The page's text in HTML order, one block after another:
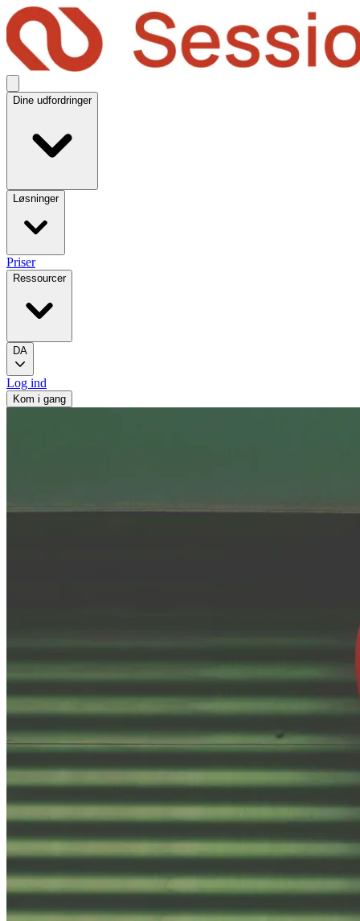
Dine udfordringer
Løsninger
Priser
Ressourcer
DA
Log ind
Kom i gang